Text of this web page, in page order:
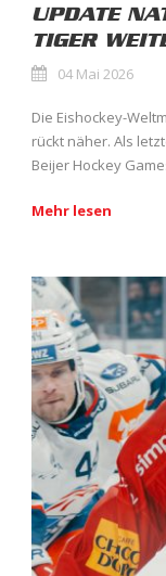
UPDATE
TIGER
04 Mai 2026
Die Eishockey-
rückt näher. Als
Beijer Hockey
Mehr lesen